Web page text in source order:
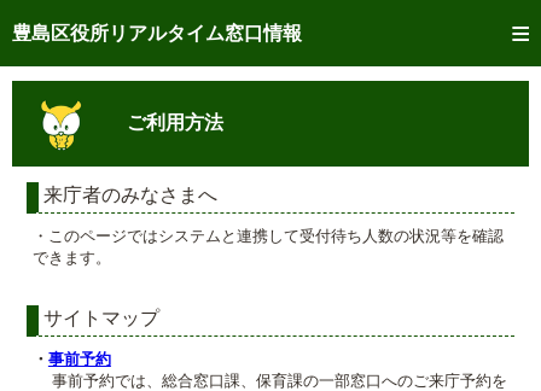
豊島区役所リアルタイム窓口情報
トップページへ
ご利用方法
事前予約
予約状況確認
リアルタイム 窓口混雑状況
メール通知登録
ご利用方法
来庁者のみなさまへ
・このページではシステムと連携して受付待ち人数の状況等を確認
できます。
サイトマップ
・ 事前予約
事前予約では、総合窓口課、保育課の一部窓口へのご来庁予約を